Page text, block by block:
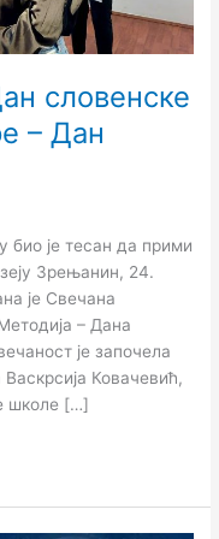
словенске
– Дан
био је тесан да прими
Зрењанин, 24.
је Свечана
– Дана
је започела
Ковачевић,
школе […]